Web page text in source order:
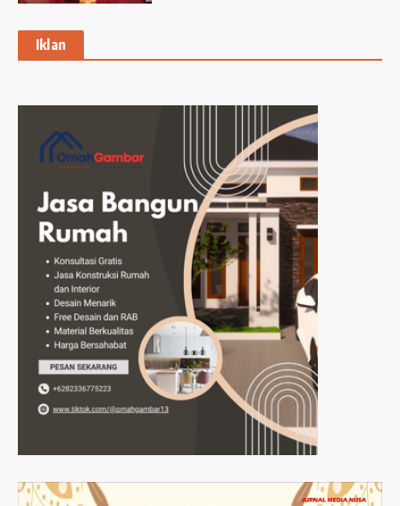
Iklan